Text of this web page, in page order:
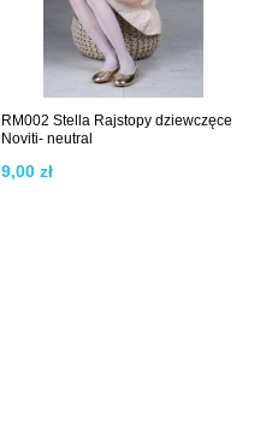
RM002 Stella Rajstopy dziewczęce
Noviti- neutral
9,00 zł